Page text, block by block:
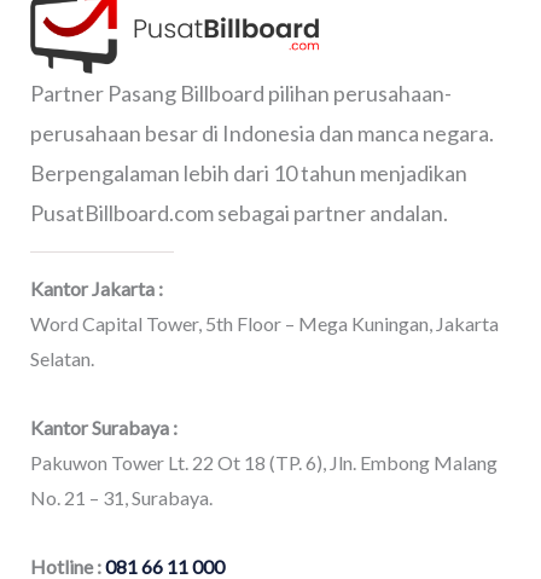
Partner Pasang Billboard pilihan perusahaan-
perusahaan besar di Indonesia dan manca negara.
Berpengalaman lebih dari 10 tahun menjadikan
PusatBillboard.com sebagai partner andalan.
Kantor Jakarta :
Word Capital Tower, 5th Floor – Mega Kuningan, Jakarta
Selatan.
Kantor Surabaya :
Pakuwon Tower Lt. 22 Ot 18 (TP. 6), Jln. Embong Malang
No. 21 – 31, Surabaya.
Hotline :081 66 11 000